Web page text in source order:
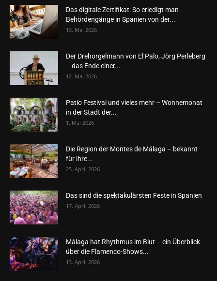
Das digitale Zertifikat: So erledigt man
Behördengänge in Spanien von der...
13. Mai 2026
Der Drehorgelmann von El Palo, Jörg Perleberg
– das Ende einer...
12. Mai 2026
Patio Festival und vieles mehr – Wonnemonat
in der Stadt der...
1. Mai 2026
Die Region der Montes de Málaga – bekannt
für ihre...
25. April 2026
Das sind die spektakulärsten Feste in Spanien
17. April 2026
Málaga hat Rhythmus im Blut – ein Überblick
über die Flamenco-Shows...
13. April 2026